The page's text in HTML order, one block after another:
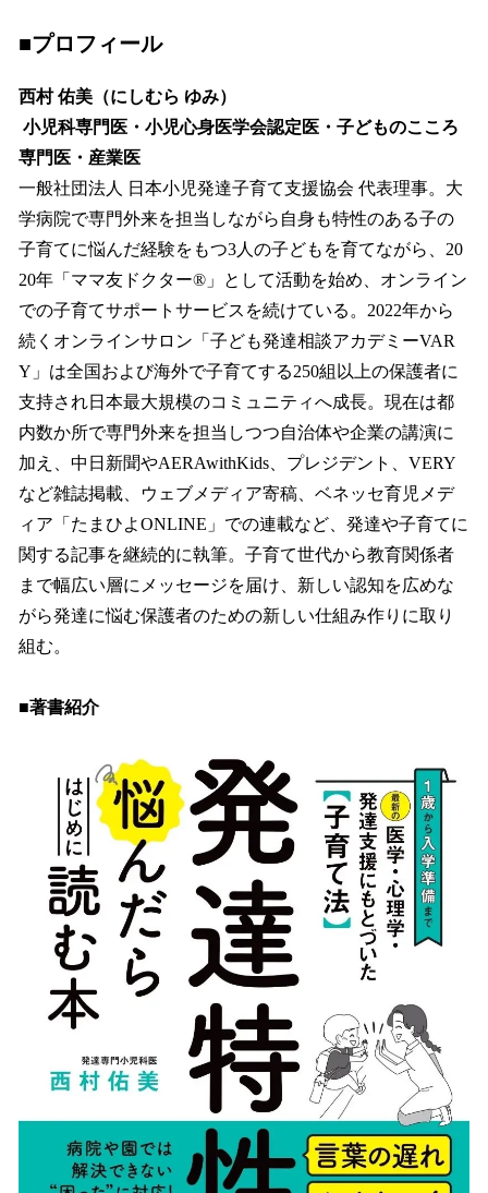
■プロフィール
西村 佑美（にしむら ゆみ）
小児科専門医・小児心身医学会認定医・子どものこころ
専門医・産業医
一般社団法人 日本小児発達子育て支援協会 代表理事。大
学病院で専門外来を担当しながら自身も特性のある子の
子育てに悩んだ経験をもつ3人の子どもを育てながら、20
20年「ママ友ドクター®」として活動を始め、オンライン
での子育てサポートサービスを続けている。2022年から
続くオンラインサロン「子ども発達相談アカデミーVAR
Y」は全国および海外で子育てする250組以上の保護者に
支持され日本最大規模のコミュニティへ成長。現在は都
内数か所で専門外来を担当しつつ自治体や企業の講演に
加え、中日新聞やAERAwithKids、プレジデント、VERY
など雑誌掲載、ウェブメディア寄稿、ベネッセ育児メデ
ィア「たまひよONLINE」での連載など、発達や子育てに
関する記事を継続的に執筆。子育て世代から教育関係者
まで幅広い層にメッセージを届け、新しい認知を広めな
がら発達に悩む保護者のための新しい仕組み作りに取り
組む。
■著書紹介